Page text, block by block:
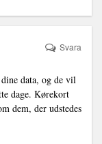
data, og de vil
dage. Kørekort
dem, der udstedes
Svara